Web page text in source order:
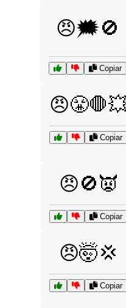
😠🗯️🚫
Copiar
Copiar
😠🚫👿
Copiar
😠🤯💢
Copiar